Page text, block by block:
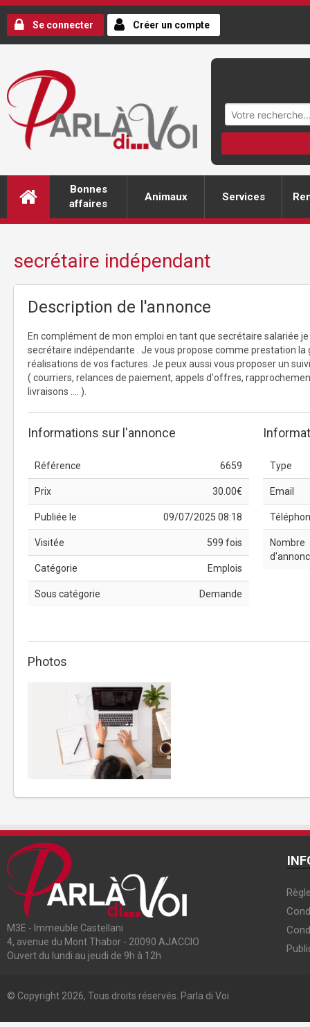
Se connecter Créer un compte
Bonnes
affaires
Animaux Services
secrétaire indépendant
Description de l'annonce
En complément de mon emploi en tant que secrétaire salariée
secrétaire indépendante . Je vous propose comme prestation
réalisations de vos factures. Je peux aussi vous proposer un
( courriers, relances de paiement, appels d'offres,
livraisons .... ).
Informations sur l'annonce
Référence 6659
Prix 30.00€
Publiée le 09/07/2025 08:18
Visitée 599 fois
Catégorie Emplois
Sous catégorie Demande
Type
Email
Nombre
Photos
M3E - Immeuble Castellani
4, avenue du Mont Thabor - 20090 AJACCIO
Ouvert du lundi au jeudi de 9h à 12h
© Copyright 2026, Tous droits réservés. Parla di Voi